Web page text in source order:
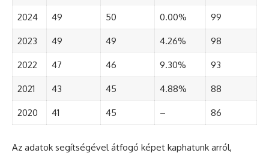
2024 49 50 0.00% 99
2023 49 49 4.26% 98
2022 47 46 9.30% 93
2021 43 45 4.88% 88
2020 41 45 – 86
Az adatok segítségével átfogó képet kaphatunk arról,